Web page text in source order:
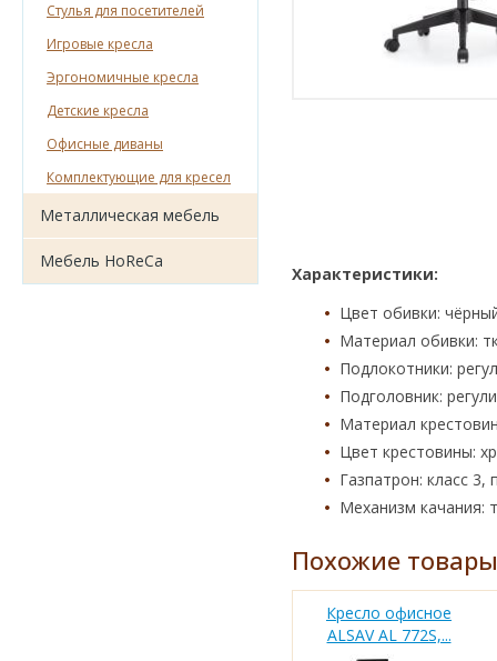
Стулья для посетителей
Игровые кресла
Эргономичные кресла
Детские кресла
Офисные диваны
Комплектующие для кресел
Металлическая мебель
Мебель HoReCa
Характеристики:
Цвет обивки:
Материал обивки:
Подлокотники:
Подголовник:
Материал
Цвет крестовины:
Газпатрон: класс 3,
Механизм качания:
Похожие товары
Кресло офисное
ALSAV AL 772S,...